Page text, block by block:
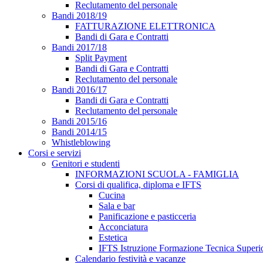
Reclutamento del personale
Bandi 2018/19
FATTURAZIONE ELETTRONICA
Bandi di Gara e Contratti
Bandi 2017/18
Split Payment
Bandi di Gara e Contratti
Reclutamento del personale
Bandi 2016/17
Bandi di Gara e Contratti
Reclutamento del personale
Bandi 2015/16
Bandi 2014/15
Whistleblowing
Corsi e servizi
Genitori e studenti
INFORMAZIONI SCUOLA - FAMIGLIA
Corsi di qualifica, diploma e IFTS
Cucina
Sala e bar
Panificazione e pasticceria
Acconciatura
Estetica
IFTS Istruzione Formazione Tecnica
Calendario festività e vacanze